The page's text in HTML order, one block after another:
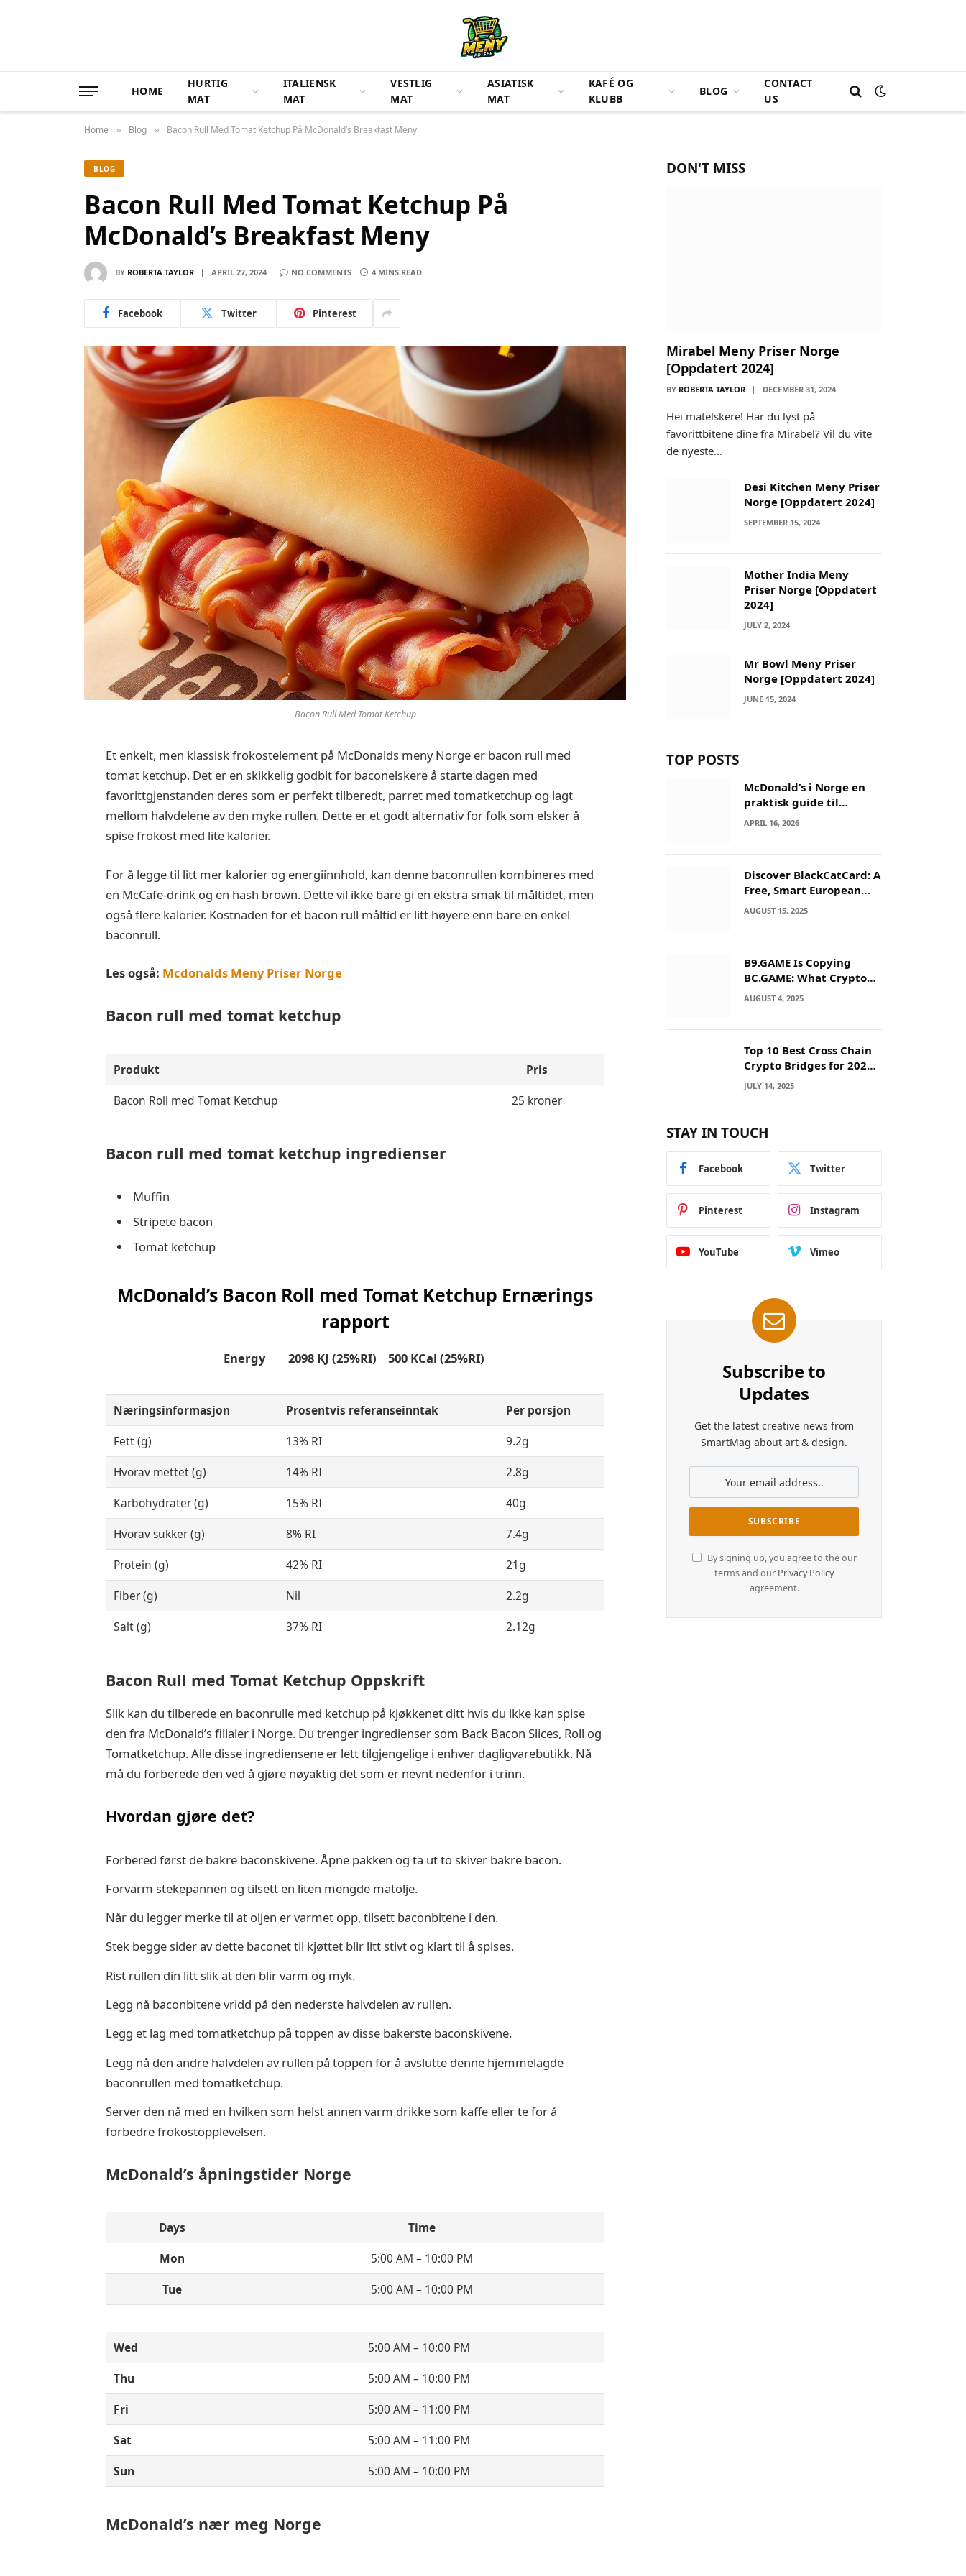
HOME
HURTIG
MAT
ITALIENSK
MAT
VESTLIG
MAT
ASIATISK
MAT
KAFÉ OG
KLUBB
BLOG
CONTACT
US
Home » Blog » Bacon Rull Med Tomat Ketchup På McDonald’s Breakfast Meny
BLOG
Bacon Rull Med Tomat Ketchup På
McDonald’s Breakfast Meny
BY ROBERTA TAYLOR APRIL 27, 2024 NO COMMENTS 4 MINS READ
Facebook Twitter Pinterest
Bacon Rull Med Tomat Ketchup
Et enkelt, men klassisk frokostelement på McDonalds meny Norge er bacon rull med
tomat ketchup. Det er en skikkelig godbit for baconelskere å starte dagen med
favorittgjenstanden deres som er perfekt tilberedt, parret med tomatketchup og lagt
mellom halvdelene av den myke rullen. Dette er et godt alternativ for folk som elsker å
spise frokost med lite kalorier.
For å legge til litt mer kalorier og energiinnhold, kan denne baconrullen kombineres med
en McCafe-drink og en hash brown. Dette vil ikke bare gi en ekstra smak til måltidet, men
også flere kalorier. Kostnaden for et bacon rull måltid er litt høyere enn bare en enkel
baconrull.
Les også: Mcdonalds Meny Priser Norge
Bacon rull med tomat ketchup
Produkt
Pris
Bacon Roll med Tomat Ketchup
25 kroner
Bacon rull med tomat ketchup ingredienser
Muffin
Stripete bacon
Tomat ketchup
McDonald’s Bacon Roll med Tomat Ketchup Ernærings
rapport
Energy 2098 KJ (25%RI) 500 KCal (25%RI)
Næringsinformasjon Prosentvis referanseinntak
Per porsjon
Fett (g)
13% RI
9.2g
Hvorav mettet (g)
14% RI
2.8g
Karbohydrater (g)
15% RI
40g
Hvorav sukker (g)
8% RI
7.4g
Protein (g)
42% RI
21g
Fiber (g)
Nil
2.2g
Salt (g)
37% RI 2.12g
Bacon Rull med Tomat Ketchup Oppskrift
Slik kan du tilberede en baconrulle med ketchup på kjøkkenet ditt hvis du ikke kan spise
den fra McDonald’s filialer i Norge. Du trenger ingredienser som Back Bacon Slices, Roll og
Tomatketchup. Alle disse ingrediensene er lett tilgjengelige i enhver dagligvarebutikk. Nå
må du forberede den ved å gjøre nøyaktig det som er nevnt nedenfor i trinn.
Hvordan gjøre det?
Forbered først de bakre baconskivene. Åpne pakken og ta ut to skiver bakre bacon.
Forvarm stekepannen og tilsett en liten mengde matolje.
Når du legger merke til at oljen er varmet opp, tilsett baconbitene i den.
Stek begge sider av dette baconet til kjøttet blir litt stivt og klart til å spises.
Rist rullen din litt slik at den blir varm og myk.
Legg nå baconbitene vridd på den nederste halvdelen av rullen.
Legg et lag med tomatketchup på toppen av disse bakerste baconskivene.
Legg nå den andre halvdelen av rullen på toppen for å avslutte denne hjemmelagde
baconrullen med tomatketchup.
Server den nå med en hvilken som helst annen varm drikke som kaffe eller te for å
forbedre frokostopplevelsen.
McDonald’s åpningstider Norge
Days
Time
Mon
5:00 AM – 10:00 PM
Tue
5:00 AM – 10:00 PM
Wed
5:00 AM – 10:00 PM
Thu
5:00 AM – 10:00 PM
Fri
5:00 AM – 11:00 PM
Sat
5:00 AM – 11:00 PM
Sun
5:00 AM – 10:00 PM
McDonald’s nær meg Norge
DON'T MISS
Mirabel Meny Priser Norge
[Oppdatert 2024]
BY ROBERTA TAYLOR DECEMBER 31, 2024
Hei matelskere! Har du lyst på
favorittbitene dine fra Mirabel? Vil du vite
de nyeste…
Desi Kitchen Meny Priser
Norge [Oppdatert 2024]
SEPTEMBER 15, 2024
Mother India Meny
Priser Norge [Oppdatert
2024]
JULY 2, 2024
Mr Bowl Meny Priser
Norge [Oppdatert 2024]
JUNE 15, 2024
TOP POSTS
McDonald’s i Norge en
praktisk guide til
menyer og besøk
APRIL 16, 2026
Discover BlackCatCard: A
Free, Smart European
IBAN & Crypto Card
AUGUST 15, 2025
B9.GAME Is Copying
BC.GAME: What Crypto
Users Need to Know
AUGUST 4, 2025
Top 10 Best Cross Chain
Crypto Bridges for 2025:
Seamless
Interoperability Across
JULY 14, 2025
STAY IN TOUCH
Facebook Twitter
Pinterest Instagram
YouTube Vimeo
Subscribe to
Updates
Get the latest creative news from
SmartMag about art & design.
By signing up, you agree to the our
terms and our Privacy Policy
agreement.